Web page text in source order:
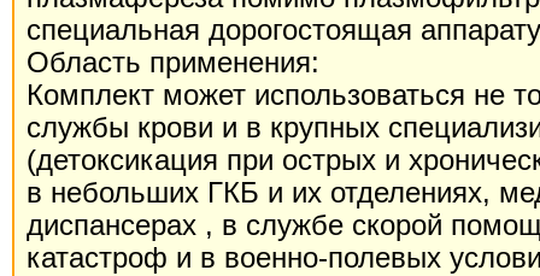
специальная дорогостоящая
Область применения:
Комплект может использоваться не
службы крови и в крупных
(детоксикация при острых и
в небольших ГКБ и их отделениях,
диспансерах , в службе скорой
катастроф и в военно-полевых